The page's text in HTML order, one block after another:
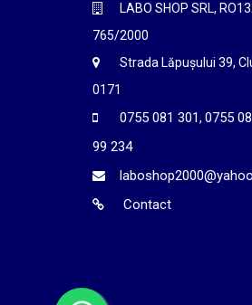
LABO SHOP SRL,
765/2000
Strada Lăpușului 39,
0171
0755 081 301, 0755
99 234
Contact